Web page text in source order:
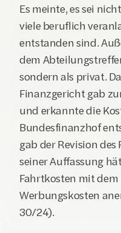
Es meinte, es sei
viele beruflich
entstanden sind.
dem
sondern als privat.
Finanzgericht gab
und erkannte die
Bundesfinanzhof
gab der Revision
seiner Auffassung
Fahrtkosten mit
Werbungskosten
30/24).